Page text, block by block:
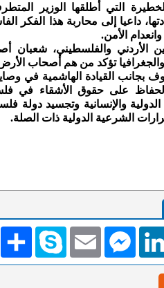
التي أطلقها الوزير
داعيا إلى محاربة هذا
الأمن.
الأردني والفلسطيني،
والجغرافيا تؤكد من هم أصحاب
القيادة الهاشمية في
على حقوق الأشقاء في
والإنسانية وتجسيد دولة
الشرعية الدولية ذات الصلة.
انشر Skype EmailMessenger